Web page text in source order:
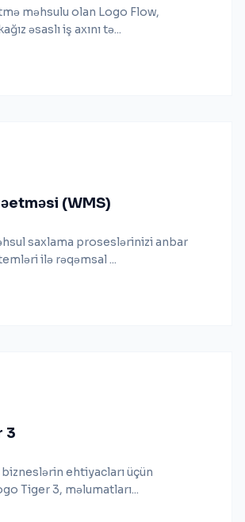
məhsulu olan Logo Flow,
əsaslı iş axını tə...
(WMS)
saxlama proseslərinizi anbar
ilə rəqəmsal ...
3
ehtiyacları üçün
Tiger 3, məlumatları...